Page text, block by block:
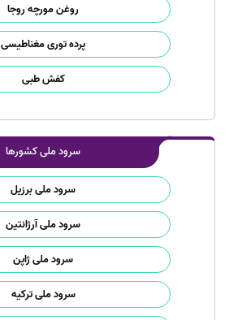
روغن مورچه روجا
پرده توری مغناطیسی
کفش طبی
سرود ملی کشورها
سرود ملی برزیل
سرود ملی آرژانتین
سرود ملی ژاپن
سرود ملی ترکیه